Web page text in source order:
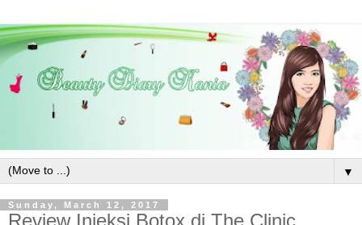
▼
Sunday, March 12, 2017
Review Injeksi Botox di The Clinic